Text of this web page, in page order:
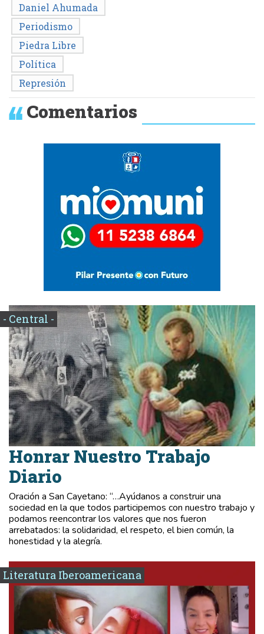
Daniel Ahumada
Periodismo
Piedra Libre
Política
Represión
Comentarios
- Central -
Honrar Nuestro Trabajo
Diario
Oración a San Cayetano: “…Ayúdanos a construir una
sociedad en la que todos participemos con nuestro trabajo y
podamos reencontrar los valores que nos fueron
arrebatados: la solidaridad, el respeto, el bien común, la
honestidad y la alegría.
Literatura Iberoamericana